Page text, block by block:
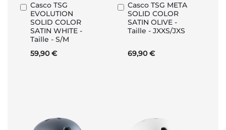
Casco TSG
EVOLUTION
SOLID COLOR
SATIN WHITE -
Taille - S/M
59,90 €
Aggiungi
al
Carrello
Casco TSG META
SOLID COLOR
SATIN OLIVE -
Taille - JXXS/JXS
69,90 €
Aggiungi
al
Carrello